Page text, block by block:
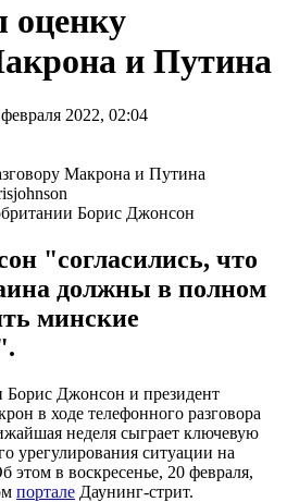
оценку
и Путина
2022, 02:04
Борис Джонсон
"согласились, что
должны в полном
минские
Джонсон и президент
в ходе телефонного разговора
неделя сыграет ключевую
урегулирования ситуации на
в воскресенье, 20 февраля,
портале Даунинг-стрит.